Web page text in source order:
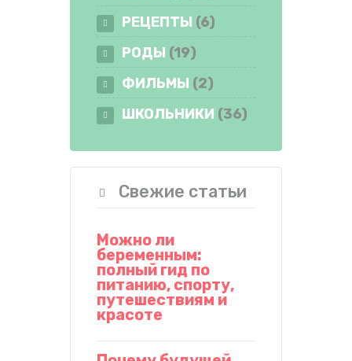
РЕЦЕПТЫ (6)
РОДЫ (19)
ФИЛЬМЫ (2)
ШКОЛЬНИКИ (36)
Свежие статьи
Можно ли
беременным:
полный гид по
питанию, спорту,
путешествиям и
красоте